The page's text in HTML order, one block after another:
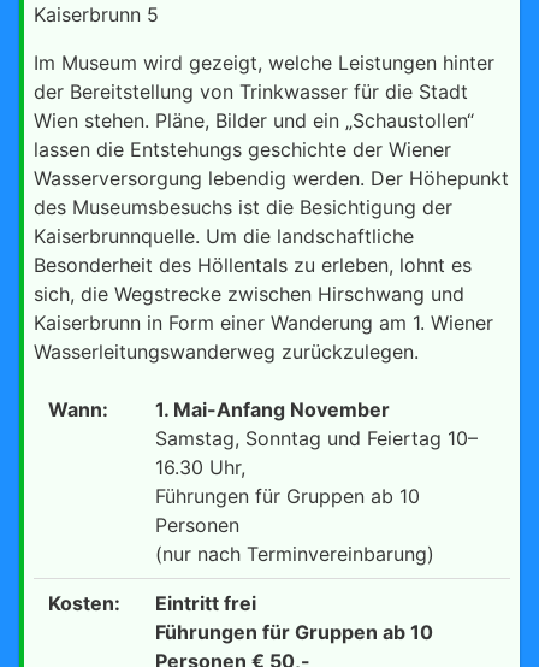
Kaiserbrunn 5
Im Museum wird gezeigt, welche Leistungen hinter
der Bereitstellung von Trinkwasser für die Stadt
Wien stehen. Pläne, Bilder und ein „Schaustollen“
lassen die Entstehungs geschichte der Wiener
Wasserversorgung lebendig werden. Der Höhepunkt
des Museumsbesuchs ist die Besichtigung der
Kaiserbrunnquelle. Um die landschaftliche
Besonderheit des Höllentals zu erleben, lohnt es
sich, die Wegstrecke zwischen Hirschwang und
Kaiserbrunn in Form einer Wanderung am 1. Wiener
Wasserleitungswanderweg zurückzulegen.
Wann:
1. Mai-Anfang November
Samstag, Sonntag und Feiertag 10–
16.30 Uhr,
Führungen für Gruppen ab 10
Personen
(nur nach Terminvereinbarung)
Kosten:
Eintritt frei
Führungen für Gruppen ab 10
Personen € 50,-